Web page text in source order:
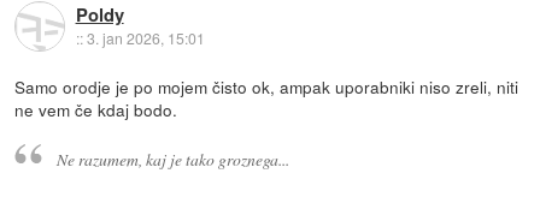
Poldy
::3. jan 2026, 15:01
Samo orodje je po mojem čisto ok, ampak uporabniki niso zreli, niti
ne vem če kdaj bodo.
Ne razumem, kaj je tako groznega...